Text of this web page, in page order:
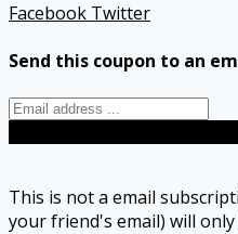
Facebook Twitter
Send this coupon to an
This is not a email
your friend's email) will